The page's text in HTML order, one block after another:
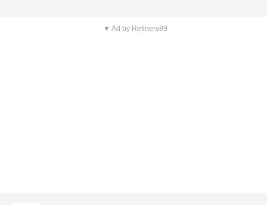
▼ Ad by Refinery89